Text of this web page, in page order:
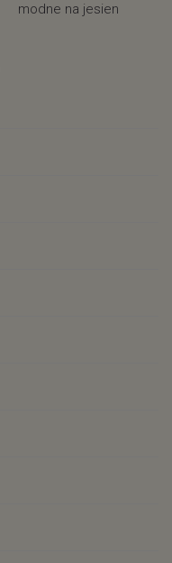
modne na jesien